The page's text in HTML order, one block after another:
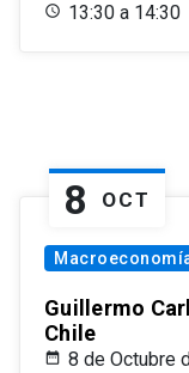
13:30 a 14:30
8 OCT
Guillermo
Chile
8 de Octubre